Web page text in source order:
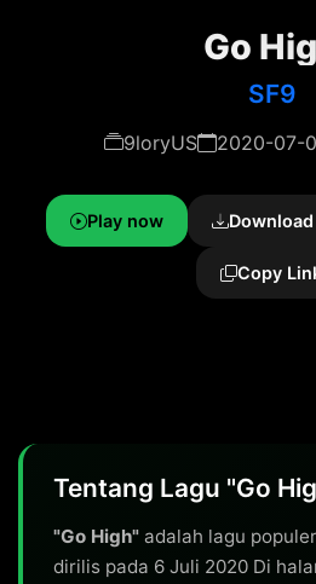
Go
SF9
9loryUS 2020-07-
Play now
Copy
Tentang Lagu "Go
"Go High" adalah lagu
dirilis pada 6 Juli 2020 Di